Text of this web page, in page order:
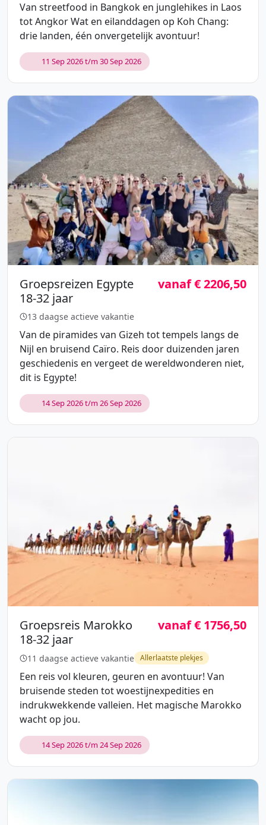
Van streetfood in Bangkok en junglehikes in Laos
tot Angkor Wat en eilanddagen op Koh Chang:
drie landen, één onvergetelijk avontuur!
11 Sep 2026 t/m 30 Sep 2026
Groepsreizen Egypte
18-32 jaar
vanaf € 2206,50
13 daagse actieve vakantie
Van de piramides van Gizeh tot tempels langs de
Nijl en bruisend Caïro. Reis door duizenden jaren
geschiedenis en vergeet de wereldwonderen niet,
dit is Egypte!
14 Sep 2026 t/m 26 Sep 2026
Groepsreis Marokko
18-32 jaar
vanaf € 1756,50
11 daagse actieve vakantie Allerlaatste plekjes
Een reis vol kleuren, geuren en avontuur! Van
bruisende steden tot woestijnexpedities en
indrukwekkende valleien. Het magische Marokko
wacht op jou.
14 Sep 2026 t/m 24 Sep 2026